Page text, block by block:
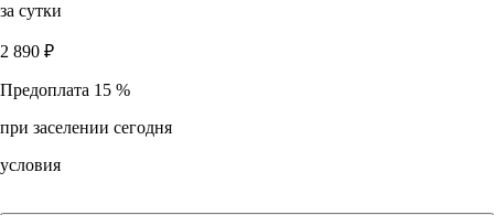
за сутки
2 890 ₽
Предоплата 15 %
при заселении сегодня
условия